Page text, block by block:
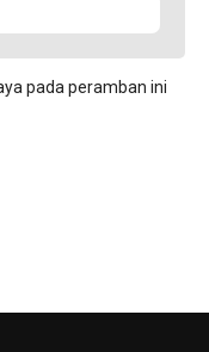
pada peramban ini